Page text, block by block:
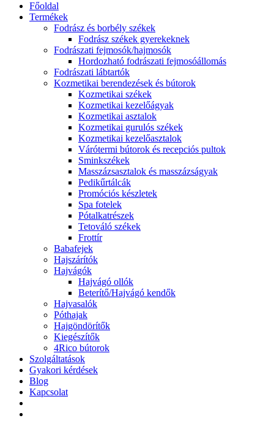
Főoldal
Termékek
Fodrász és borbély székek
Fodrász székek gyerekeknek
Fodrászati fejmosók/hajmosók
Hordozható fodrászati fejmosóállomás
Fodrászati lábtartók
Kozmetikai berendezések és bútorok
Kozmetikai székek
Kozmetikai kezelőágyak
Kozmetikai asztalok
Kozmetikai gurulós székek
Kozmetikai kezelőasztalok
Várótermi bútorok és recepciós pultok
Sminkszékek
Masszázsasztalok és masszázságyak
Pedikűrtálcák
Promóciós készletek
Spa fotelek
Pótalkatrészek
Tetováló székek
Frottír
Babafejek
Hajszárítók
Hajvágók
Hajvágó ollók
Beterítő/Hajvágó kendők
Hajvasalók
Póthajak
Hajgöndörítők
Kiegészítők
4Rico bútorok
Szolgáltatások
Gyakori kérdések
Blog
Kapcsolat